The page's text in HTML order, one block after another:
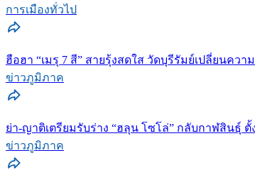
การเมืองทั่วไป
ฮือฮา “เมรุ 7 สี” สายรุ้งสดใส วัดบุรีรัมย์เปลี่ยนคว
ข่าวภูมิภาค
ย่า-ญาติเตรียมรับร่าง “ฮลุน โซโล่” กลับกาฬสินธุ์
ข่าวภูมิภาค